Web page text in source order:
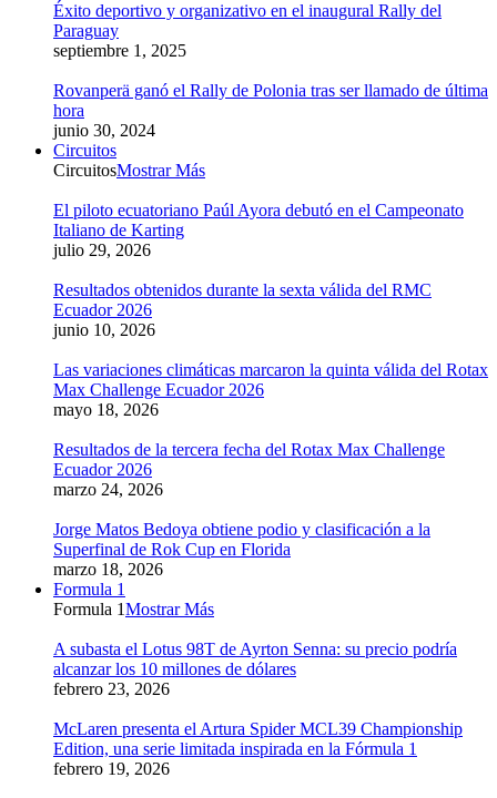
Éxito deportivo y organizativo en el inaugural Rally del
Paraguay
septiembre 1, 2025
Rovanperä ganó el Rally de Polonia tras ser llamado de última
hora
junio 30, 2024
Circuitos
CircuitosMostrar Más
El piloto ecuatoriano Paúl Ayora debutó en el Campeonato
Italiano de Karting
julio 29, 2026
Resultados obtenidos durante la sexta válida del RMC
Ecuador 2026
junio 10, 2026
Las variaciones climáticas marcaron la quinta válida del Rotax
Max Challenge Ecuador 2026
mayo 18, 2026
Resultados de la tercera fecha del Rotax Max Challenge
Ecuador 2026
marzo 24, 2026
Jorge Matos Bedoya obtiene podio y clasificación a la
Superfinal de Rok Cup en Florida
marzo 18, 2026
Formula 1
Formula 1Mostrar Más
A subasta el Lotus 98T de Ayrton Senna: su precio podría
alcanzar los 10 millones de dólares
febrero 23, 2026
McLaren presenta el Artura Spider MCL39 Championship
Edition, una serie limitada inspirada en la Fórmula 1
febrero 19, 2026